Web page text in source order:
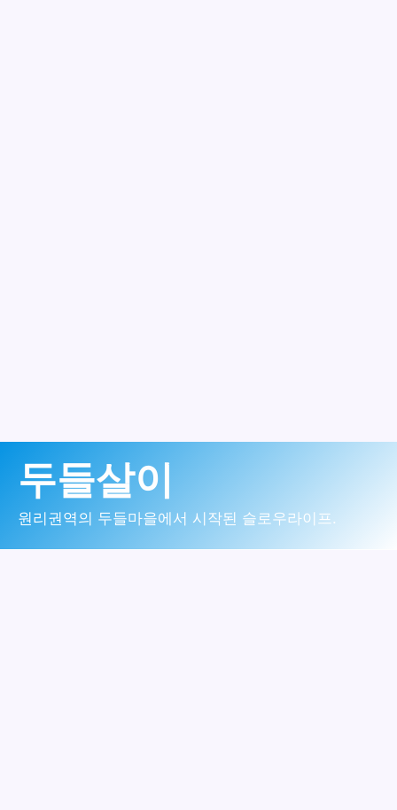
로
두들살이
원리권역의 두들마을에서 시작된 슬로우라이프.